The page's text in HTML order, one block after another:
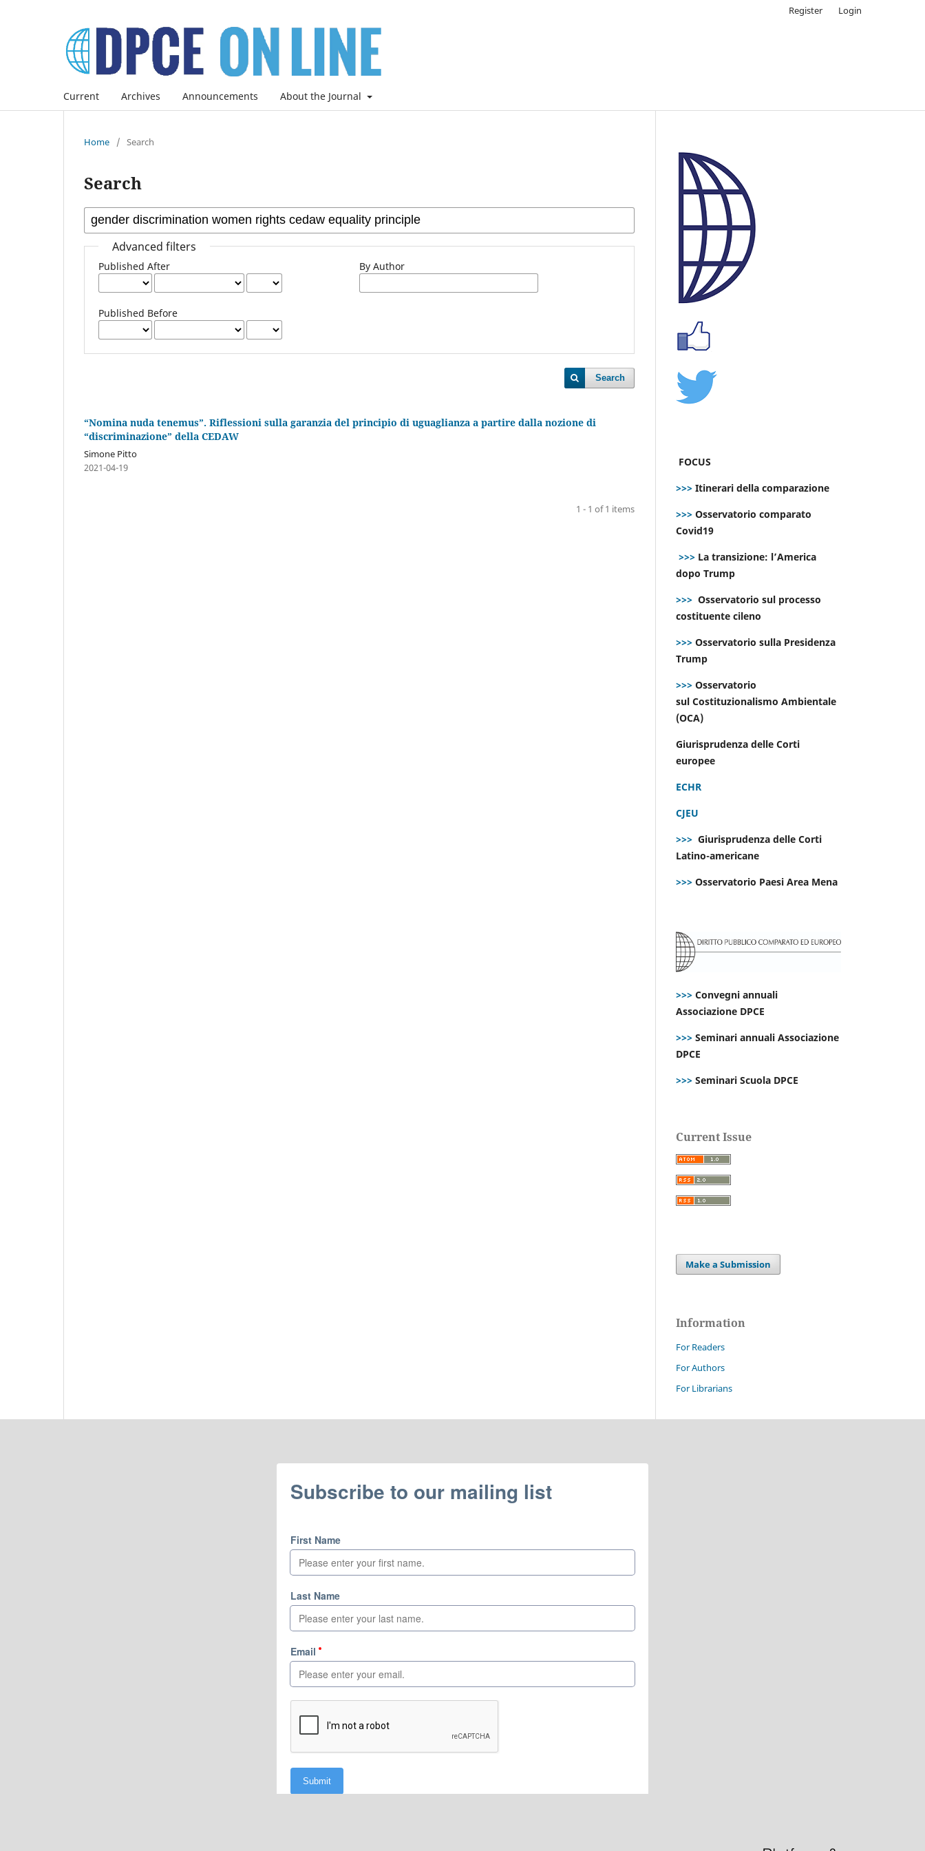
Current Archives Announcements About the Journal
Register Login
Home / Search
Search
Advanced filters
Published After
Published Before
By Author
Search
“Nomina nuda tenemus”. Riflessioni sulla garanzia del principio di uguaglianza a partire dalla nozione di
“discriminazione” della CEDAW
Simone Pitto
2021-04-19
1 - 1 of 1 items
FOCUS
>>> Itinerari della comparazione
>>> Osservatorio comparato
Covid19
>>> La transizione: l’America
dopo Trump
>>> Osservatorio sul processo
costituente cileno
>>> Osservatorio sulla Presidenza
Trump
>>> Osservatorio
sul Costituzionalismo Ambientale
(OCA)
Giurisprudenza delle Corti
europee
ECHR
CJEU
>>> Giurisprudenza delle Corti
Latino-americane
>>> Osservatorio Paesi Area Mena
>>> Convegni annuali
Associazione DPCE
>>> Seminari annuali Associazione
DPCE
>>> Seminari Scuola DPCE
Current Issue
Make a Submission
Information
For Readers
For Authors
For Librarians